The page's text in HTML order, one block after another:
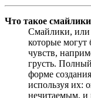
Что такое
Смайлики, или
которые могут
чувств,
грусть.
форме
используя их:
нечитаемым, и